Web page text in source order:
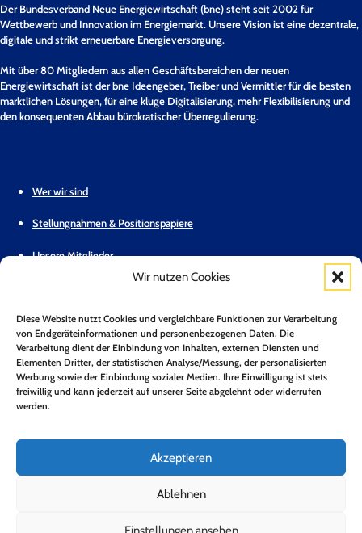
Wir nutzen Cookies
Diese Website nutzt Cookies und vergleichbare Funktionen zur Verarbeitung
von Endgeräteinformationen und personenbezogenen Daten. Die
Verarbeitung dient der Einbindung von Inhalten, externen Diensten und
Elementen Dritter, der statistischen Analyse/Messung, der personalisierten
Werbung sowie der Einbindung sozialer Medien. Ihre Einwilligung ist stets
freiwillig und kann jederzeit auf unserer Seite abgelehnt oder widerrufen
werden.
Akzeptieren
Ablehnen
Der Bundesverband Neue Energiewirtschaft (bne) steht seit 2002 für
Wettbewerb und Innovation im Energiemarkt. Unsere Vision ist eine dezentrale,
digitale und strikt erneuerbare Energieversorgung.
Mit über 80 Mitgliedern aus allen Geschäftsbereichen der neuen
Energiewirtschaft ist der bne Ideengeber, Treiber und Vermittler für die besten
marktlichen Lösungen, für eine kluge Digitalisierung, mehr Flexibilisierung und
den konsequenten Abbau bürokratischer Überregulierung.
Wer wir sind
Stellungnahmen & Positionspapiere
Unsere Mitglieder
Pressemitteilungen
Mitglied werden
Kontakt